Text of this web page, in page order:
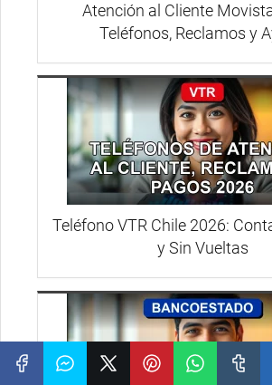
Atención al Cliente
Teléfonos, Reclamos y
Teléfono VTR Chile 2026:
y Sin Vueltas